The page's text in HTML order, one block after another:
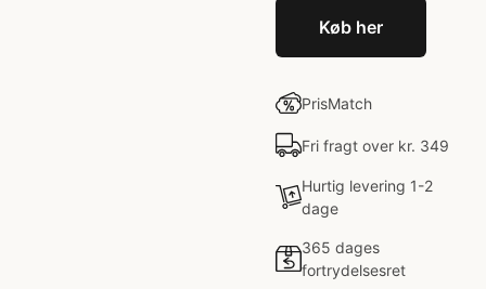
Køb her
PrisMatch
Fri fragt over kr. 349
Hurtig levering 1-2
dage
365 dages
fortrydelsesret